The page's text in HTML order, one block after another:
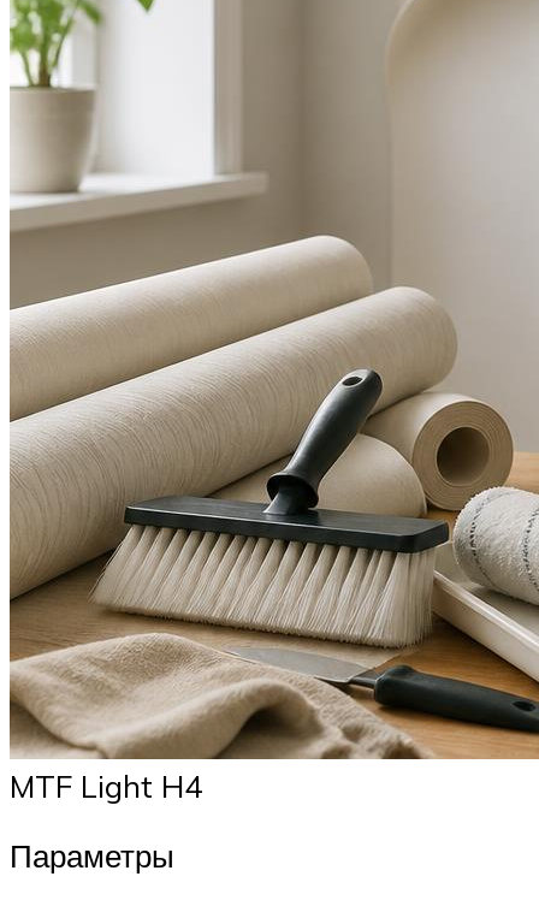
MTF Light H4
Параметры